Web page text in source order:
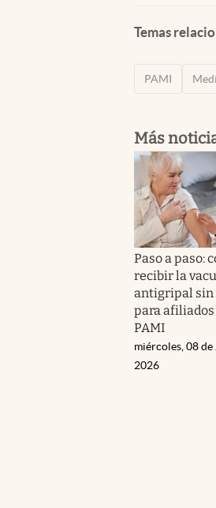
Temas
PAMI
Más
Paso a paso:
recibir la
antigripal
para afiliados
PAMI
miércoles, 08 de
2026